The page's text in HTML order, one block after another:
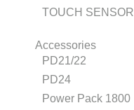
TOUCH SENSOR
Accessories
PD21/22
PD24
Power Pack 1800